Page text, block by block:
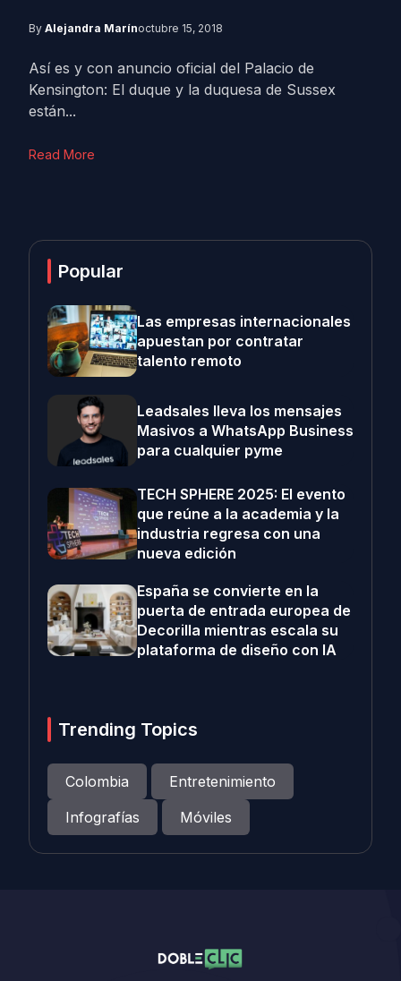
By Alejandra Marínoctubre 15, 2018
Así es y con anuncio oficial del Palacio de
Kensington: El duque y la duquesa de Sussex
están...
Read More
Popular
Las empresas internacionales
apuestan por contratar
talento remoto
Leadsales lleva los mensajes
Masivos a WhatsApp Business
para cualquier pyme
TECH SPHERE 2025: El evento
que reúne a la academia y la
industria regresa con una
nueva edición
España se convierte en la
puerta de entrada europea de
Decorilla mientras escala su
plataforma de diseño con IA
Trending Topics
Colombia
Entretenimiento
Infografías
Móviles